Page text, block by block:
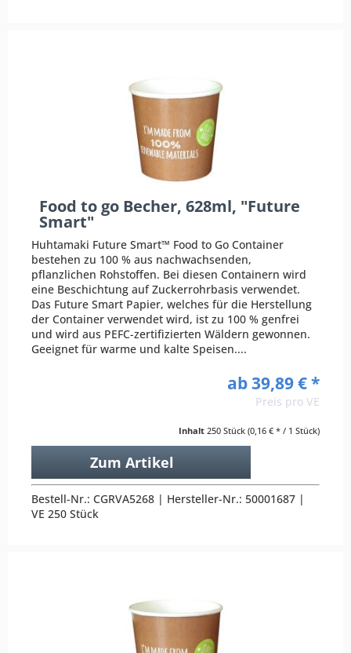
Food to go Becher, 628ml, "Future
Smart"
Huhtamaki Future Smart™ Food to Go Container
bestehen zu 100 % aus nachwachsenden,
pflanzlichen Rohstoffen. Bei diesen Containern wird
eine Beschichtung auf Zuckerrohrbasis verwendet.
Das Future Smart Papier, welches für die Herstellung
der Container verwendet wird, ist zu 100 % genfrei
und wird aus PEFC-zertifizierten Wäldern gewonnen.
Geeignet für warme und kalte Speisen....
ab 39,89 € *
Preis pro VE
Inhalt 250 Stück (0,16 € * / 1 Stück)
Zum Artikel
Bestell-Nr.: CGRVA5268 | Hersteller-Nr.: 50001687 |
VE 250 Stück